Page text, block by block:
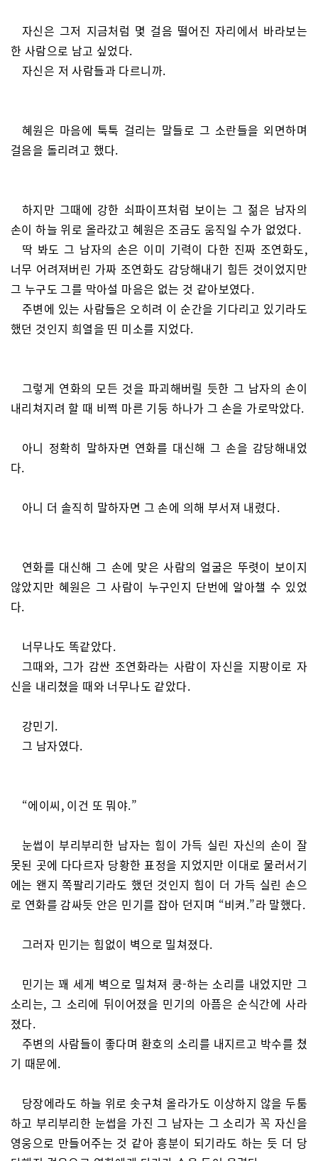
자신은 그저 지금처럼 몇 걸음 떨어진 자리에서 바라보는
한 사람으로 남고 싶었다.
자신은 저 사람들과 다르니까.
혜원은 마음에 툭툭 걸리는 말들로 그 소란들을 외면하며
걸음을 돌리려고 했다.
하지만 그때에 강한 쇠파이프처럼 보이는 그 젊은 남자의
손이 하늘 위로 올라갔고 혜원은 조금도 움직일 수가 없었다.
딱 봐도 그 남자의 손은 이미 기력이 다한 진짜 조연화도,
너무 어려져버린 가짜 조연화도 감당해내기 힘든 것이었지만
그 누구도 그를 막아설 마음은 없는 것 같아보였다.
주변에 있는 사람들은 오히려 이 순간을 기다리고 있기라도
했던 것인지 희열을 띤 미소를 지었다.
그렇게 연화의 모든 것을 파괴해버릴 듯한 그 남자의 손이
내리쳐지려 할 때 비쩍 마른 기둥 하나가 그 손을 가로막았다.
아니 정확히 말하자면 연화를 대신해 그 손을 감당해내었
다.
아니 더 솔직히 말하자면 그 손에 의해 부서져 내렸다.
연화를 대신해 그 손에 맞은 사람의 얼굴은 뚜렷이 보이지
않았지만 혜원은 그 사람이 누구인지 단번에 알아챌 수 있었
다.
너무나도 똑같았다.
그때와, 그가 감싼 조연화라는 사람이 자신을 지팡이로 자
신을 내리쳤을 때와 너무나도 같았다.
강민기.
그 남자였다.
“에이씨, 이건 또 뭐야.”
눈썹이 부리부리한 남자는 힘이 가득 실린 자신의 손이 잘
못된 곳에 다다르자 당황한 표정을 지었지만 이대로 물러서기
에는 왠지 쪽팔리기라도 했던 것인지 힘이 더 가득 실린 손으
로 연화를 감싸듯 안은 민기를 잡아 던지며 “비켜.”라 말했다.
그러자 민기는 힘없이 벽으로 밀쳐졌다.
민기는 꽤 세게 벽으로 밀쳐져 쿵-하는 소리를 내었지만 그
소리는, 그 소리에 뒤이어졌을 민기의 아픔은 순식간에 사라
졌다.
주변의 사람들이 좋다며 환호의 소리를 내지르고 박수를 쳤
기 때문에.
당장에라도 하늘 위로 솟구쳐 올라가도 이상하지 않을 두툼
하고 부리부리한 눈썹을 가진 그 남자는 그 소리가 꼭 자신을
영웅으로 만들어주는 것 같아 흥분이 되기라도 하는 듯 더 당